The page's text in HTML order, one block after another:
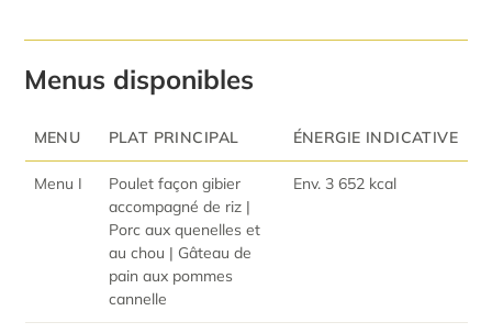
Menus disponibles
MENU PLAT PRINCIPAL ÉNERGIE INDICATIVE
Menu I
Poulet façon gibier
accompagné de riz |
Porc aux quenelles et
au chou | Gâteau de
pain aux pommes
cannelle
Env. 3 652 kcal